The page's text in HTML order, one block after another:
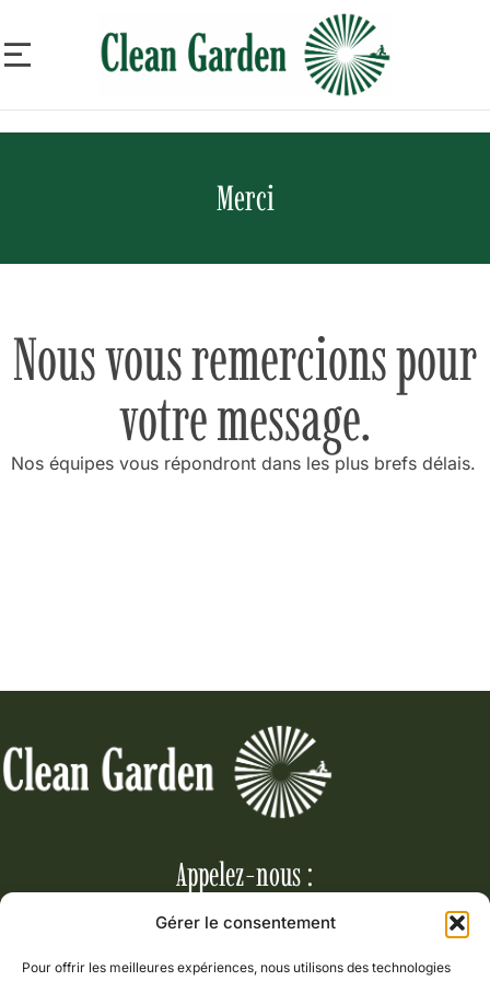
Gérer le consentement
Pour offrir les meilleures expériences, nous utilisons des technologies
Merci
Nous vous remercions pour
votre message.
Nos équipes vous répondront dans les plus brefs délais.
Appelez-nous :
06 85 29 44 63
01 64 09 00 54